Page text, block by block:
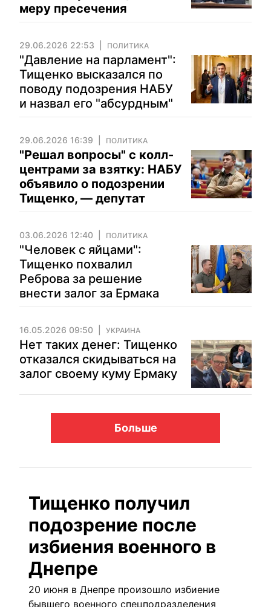
меру пресечения
29.06.2026 22:53 ПОЛИТИКА
"Давление на парламент":
Тищенко высказался по
поводу подозрения НАБУ
и назвал его "абсурдным"
29.06.2026 16:39 ПОЛИТИКА
"Решал вопросы" с колл-
центрами за взятку: НАБУ
объявило о подозрении
Тищенко, — депутат
03.06.2026 12:40 ПОЛИТИКА
"Человек с яйцами":
Тищенко похвалил
Реброва за решение
внести залог за Ермака
16.05.2026 09:50 УКРАИНА
Нет таких денег: Тищенко
отказался скидываться на
залог своему куму Ермаку
Больше
Тищенко получил
подозрение после
избиения военного в
Днепре
20 июня в Днепре произошло избиение
бывшего военного спецподразделения